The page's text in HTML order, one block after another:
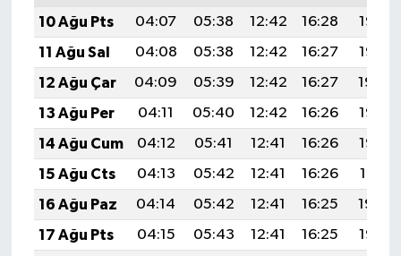
10 Ağu Pts
04:07 05:38 12:42 16:28
19:37
11 Ağu Sal
04:08 05:38 12:42 16:27
19:35
12 Ağu Çar
04:09 05:39 12:42 16:27
19:34
13 Ağu Per
04:11 05:40 12:42 16:26
19:33
14 Ağu Cum
04:12 05:41 12:41 16:26
19:32
15 Ağu Cts
04:13 05:42 12:41 16:26
19:31
16 Ağu Paz
04:14 05:42 12:41 16:25
19:30
17 Ağu Pts
04:15 05:43 12:41 16:25
19:28